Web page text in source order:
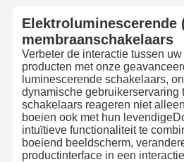
Elektroluminescerende
membraanschakelaars
Verbeter de interactie tussen
producten met onze
luminescerende schakelaars,
dynamische gebruikerservaring
schakelaars reageren niet
boeien ook met hun
intuïtieve functionaliteit te
boeiend beeldscherm,
productinterface in een